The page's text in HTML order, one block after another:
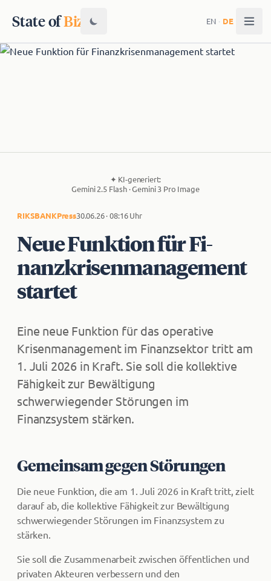
State ofBiz EN · DE
✦ KI-generiert:
Gemini 2.5 Flash · Gemini 3 Pro Image
RIKSBANKPress30.06.26 · 08:16 Uhr
Neue Funktion für Fi­
nanz­kri­sen­ma­na­ge­ment
startet
Eine neue Funktion für das operative
Krisenmanagement im Finanzsektor tritt am
1. Juli 2026 in Kraft. Sie soll die kollektive
Fähigkeit zur Bewältigung
schwerwiegender Störungen im
Finanzsystem stärken.
Gemeinsam gegen Störungen
Die neue Funktion, die am 1. Juli 2026 in Kraft tritt, zielt
darauf ab, die kollektive Fähigkeit zur Bewältigung
schwerwiegender Störungen im Finanzsystem zu
stärken.
Sie soll die Zusammenarbeit zwischen öffentlichen und
privaten Akteuren verbessern und den